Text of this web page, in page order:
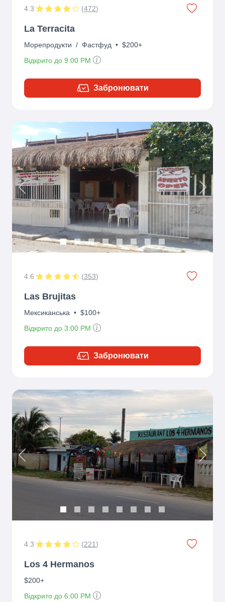
4.3 (472)
La Terracita
Морепродукти / Фастфуд • $200+
Відкрито до 9:00 PM
Забронювати
Previous Next
4.6 (353)
Las Brujitas
Мексиканська • $100+
Відкрито до 3:00 PM
Забронювати
Previous Next
4.3 (221)
Los 4 Hermanos
$200+
Відкрито до 6:00 PM